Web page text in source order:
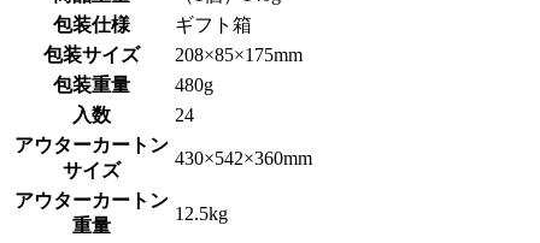
包装仕様
ギフト箱
包装サイズ
208×85×175mm
包装重量
480g
入数
24
アウターカートン
サイズ
430×542×360mm
アウターカートン
重量
12.5kg